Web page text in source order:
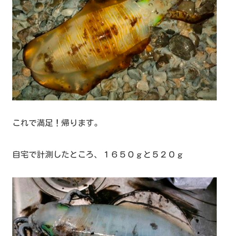
これで満足！帰ります。
自宅で計測したところ、１６５０ｇと５２０ｇ